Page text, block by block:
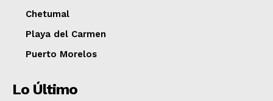
Chetumal
Playa del Carmen
Puerto Morelos
Lo Último